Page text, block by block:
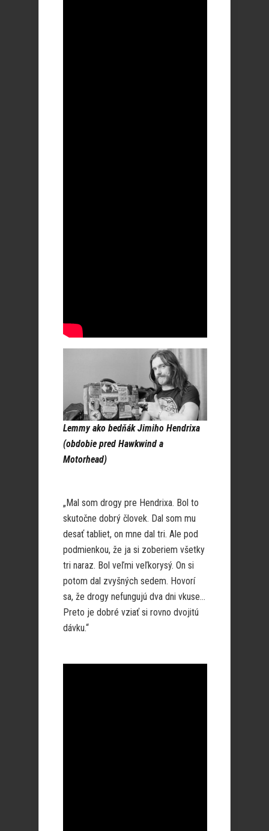
Lemmy ako bedňák Jimiho Hendrixa
(obdobie pred Hawkwind a
Motorhead)
„Mal som drogy pre Hendrixa. Bol to
skutočne dobrý človek. Dal som mu
desať tabliet, on mne dal tri. Ale pod
podmienkou, že ja si zoberiem všetky
tri naraz. Bol veľmi veľkorysý. On si
potom dal zvyšných sedem. Hovorí
sa, že drogy nefungujú dva dni vkuse…
Preto je dobré vziať si rovno dvojitú
dávku.“